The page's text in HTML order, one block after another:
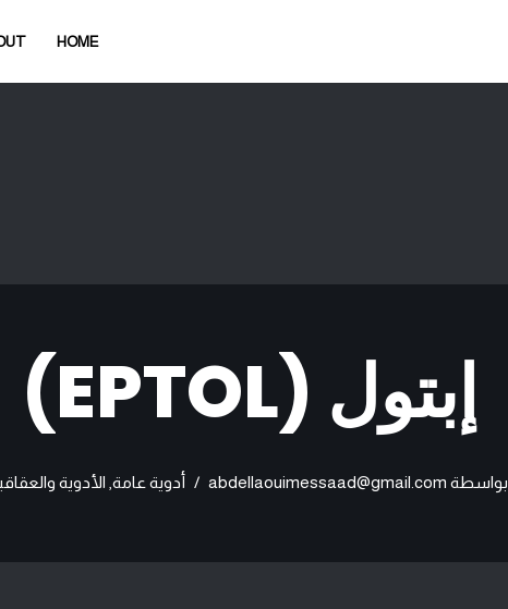
HOME
إبتول (EPTOL)
بواسطة abdellaouimessaad@gmail.com أدوية عامة الأدوية